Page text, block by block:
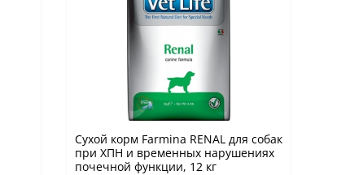
Сухой корм Farmina RENAL для собак
при ХПН и временных нарушениях
почечной функции, 12 кг